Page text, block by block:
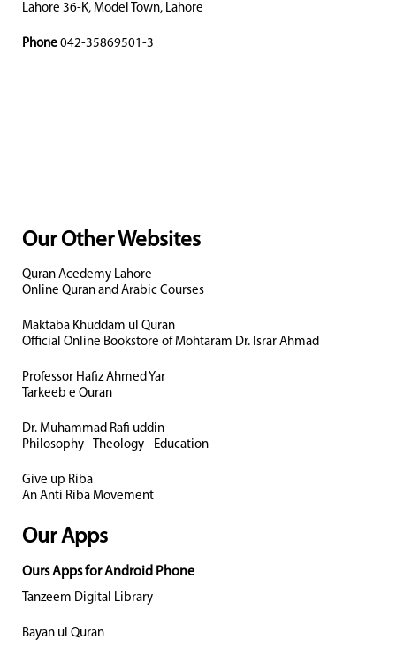
Lahore 36-K, Model Town, Lahore
Phone 042-35869501-3
Our Other Websites
Quran Acedemy Lahore
Online Quran and Arabic Courses
Maktaba Khuddam ul Quran
Official Online Bookstore of Mohtaram Dr. Israr Ahmad
Professor Hafiz Ahmed Yar
Tarkeeb e Quran
Dr. Muhammad Rafi uddin
Philosophy - Theology - Education
Give up Riba
An Anti Riba Movement
Our Apps
Ours Apps for Android Phone
Tanzeem Digital Library
Bayan ul Quran